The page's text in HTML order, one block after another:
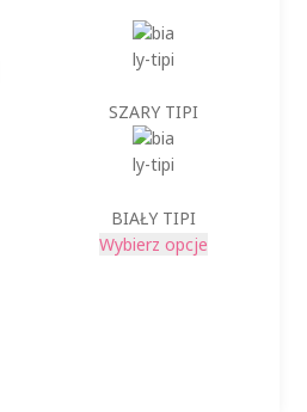
SZARY TIPI
BIAŁY TIPI
Wybierz opcjeTen